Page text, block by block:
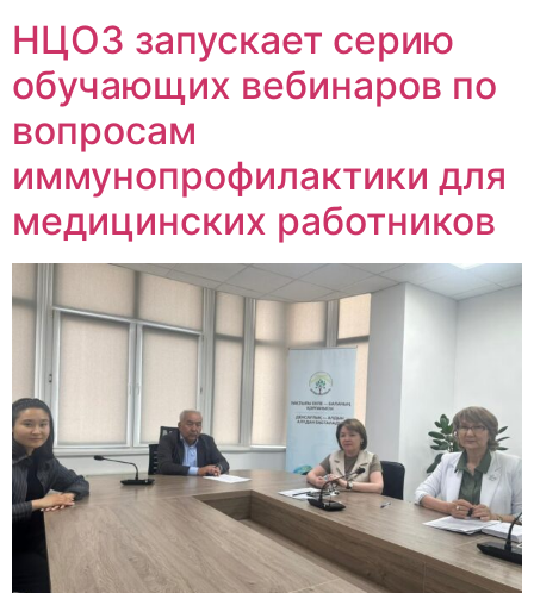
НЦОЗ запускает серию
обучающих вебинаров по
вопросам
иммунопрофилактики для
медицинских работников